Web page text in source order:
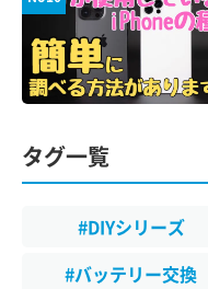
タグ一覧
#DIYシリーズ
#バッテリー交換